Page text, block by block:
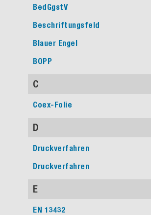
BedGgstV
Beschriftungsfeld
Blauer Engel
BOPP
C
Coex-Folie
D
Druckverfahren
Druckverfahren
E
EN 13432